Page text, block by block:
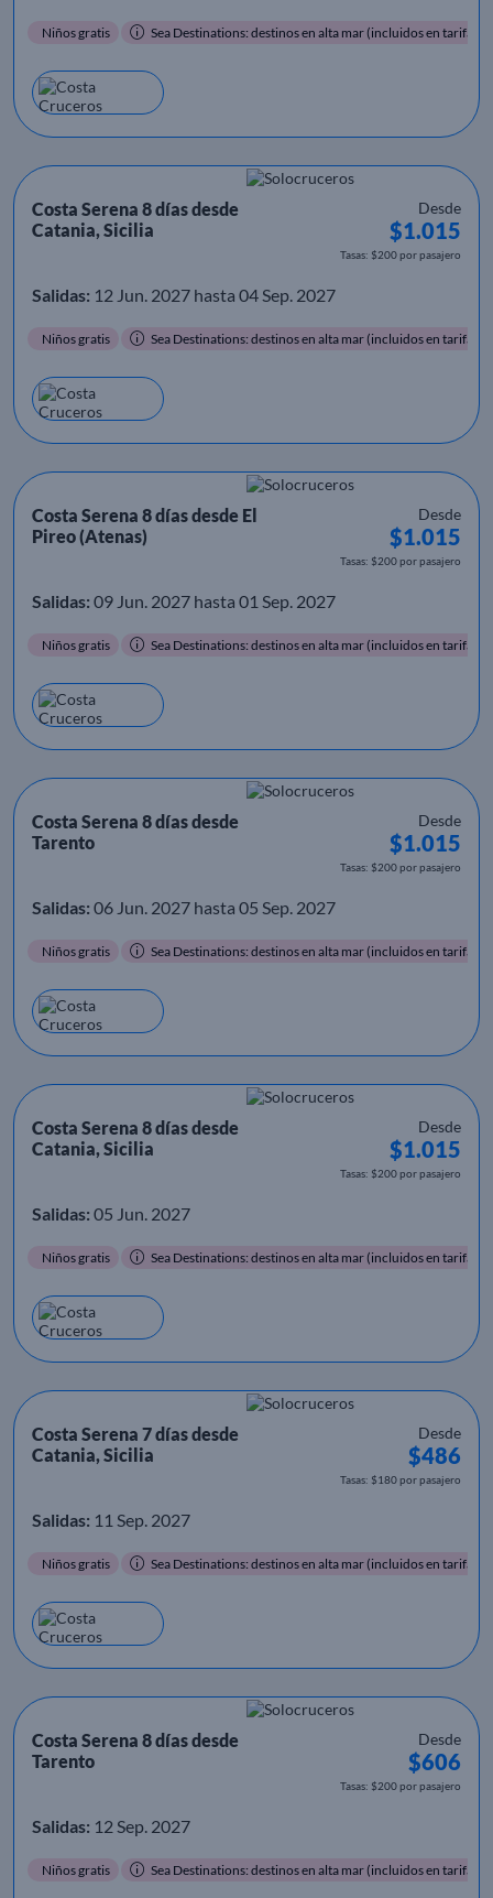
Niños gratis Sea Destinations: destinos en alta mar (incluidos en tarifa)
Costa Serena 8 días desde
Catania, Sicilia
Desde
$1.015
Tasas: $200 por pasajero
Salidas: 12 Jun. 2027 hasta 04 Sep. 2027
Niños gratis Sea Destinations: destinos en alta mar (incluidos en tarifa)
Costa Serena 8 días desde El
Pireo (Atenas)
Desde
$1.015
Tasas: $200 por pasajero
Salidas: 09 Jun. 2027 hasta 01 Sep. 2027
Niños gratis Sea Destinations: destinos en alta mar (incluidos en tarifa)
Costa Serena 8 días desde
Tarento
Desde
$1.015
Tasas: $200 por pasajero
Salidas: 06 Jun. 2027 hasta 05 Sep. 2027
Niños gratis Sea Destinations: destinos en alta mar (incluidos en tarifa)
Costa Serena 8 días desde
Catania, Sicilia
Desde
$1.015
Tasas: $200 por pasajero
Salidas: 05 Jun. 2027
Niños gratis Sea Destinations: destinos en alta mar (incluidos en tarifa)
Costa Serena 7 días desde
Catania, Sicilia
Desde
$486
Tasas: $180 por pasajero
Salidas: 11 Sep. 2027
Niños gratis Sea Destinations: destinos en alta mar (incluidos en tarifa)
Costa Serena 8 días desde
Tarento
Desde
$606
Tasas: $200 por pasajero
Salidas: 12 Sep. 2027
Niños gratis Sea Destinations: destinos en alta mar (incluidos en tarifa)